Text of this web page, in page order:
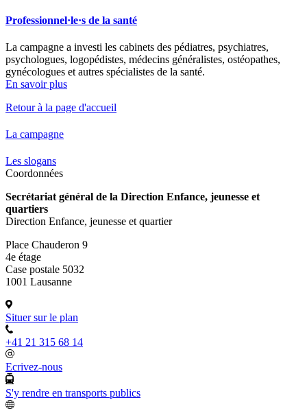
Professionnel·le·s de la santé
La campagne a investi les cabinets des pédiatres, psychiatres,
psychologues, logopédistes, médecins généralistes, ostéopathes,
gynécologues et autres spécialistes de la santé.
En savoir plus
Retour à la page d'accueil
La campagne
Les slogans
Coordonnées
Secrétariat général de la Direction Enfance, jeunesse et
quartiers
Direction Enfance, jeunesse et quartier
Place Chauderon 9
4e étage
Case postale 5032
1001 Lausanne
Situer sur le plan
+41 21 315 68 14
Ecrivez-nous
S'y rendre en transports publics